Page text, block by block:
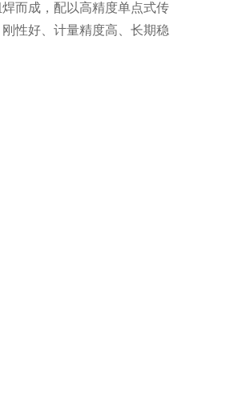
而成，配以高精度单点式传
性好、计量精度高、长期稳